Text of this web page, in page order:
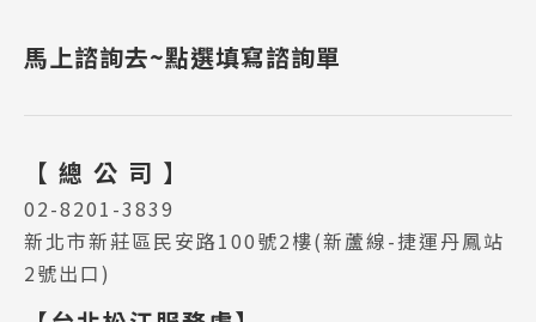
Latest News
Promotion
Program
馬上諮詢去~點選填寫諮詢單
【 總 公 司 】
02-8201-3839
新北市新莊區民安路100號2樓(新蘆線-捷運丹鳳站
2號出口)